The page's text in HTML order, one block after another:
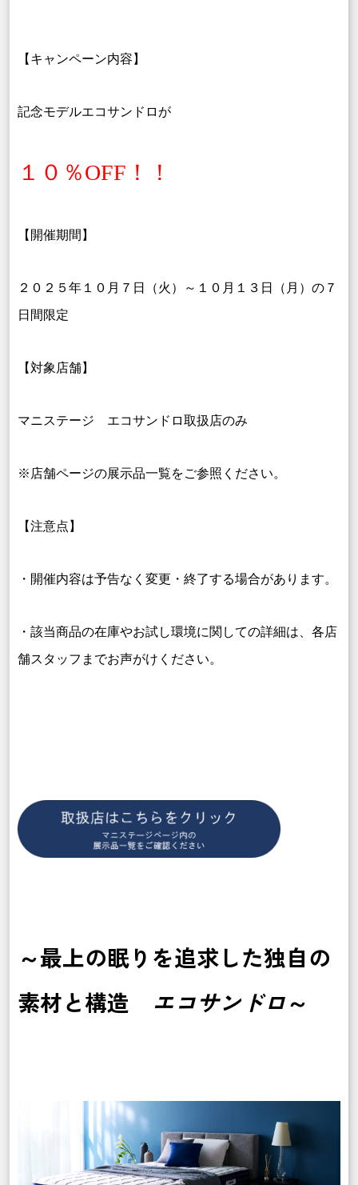
【キャンペーン内容】
記念モデルエコサンドロが
１０％OFF！！
【開催期間】
２０２５年１０月７日（火）～１０月１３日（月）の７
日間限定
【対象店舗】
マニステージ エコサンドロ取扱店のみ
※店舗ページの展示品一覧をご参照ください。
【注意点】
・開催内容は予告なく変更・終了する場合があります。
・該当商品の在庫やお試し環境に関しての詳細は、各店
舗スタッフまでお声がけください。
～最上の眠りを追求した独自の
素材と構造 エコサンドロ～